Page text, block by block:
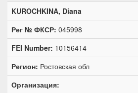
KUROCHKINA, Diana
Рег № ФКСР: 045998
FEI Number: 10156414
Регион: Ростовская обл
Организация: